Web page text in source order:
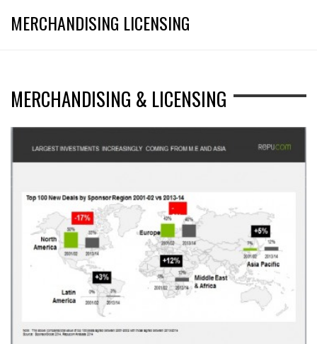
MERCHANDISING LICENSING
MERCHANDISING & LICENSING